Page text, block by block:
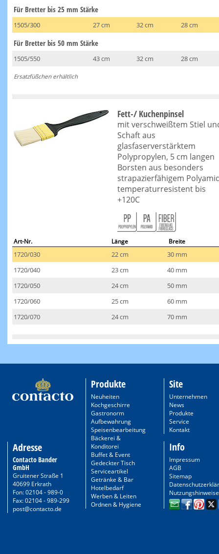
Für Bretter bis 25 mm Stärke
1505/300 27 cm 32 cm 28 cm
Für Bretter bis 50 mm Stärke
1505/550 43 cm 32 cm 28 cm
Ersatzfüßchen erhältlich
Fett-/ Kuchenpinsel
mit verschweißtem Stiel
Schaft aus
glasfaserverstärktem
Polypropylen, 5 cm langen
Borsten aus besonders
strapazierfähigem
temperaturresistent bis
+120C
Art-Nr. Länge Breite
1720/030 22 cm
30 mm
1720/040
23 cm
40 mm
1720/050
24 cm
50 mm
1720/060
25 cm
60 mm
1720/070
24 cm 70 mm
Adresse
Contacto Bander
GmbH
Gruitener Straße 1
40699 Erkrath
Fon: 02104 - 989-0
Fax: 02104 - 989-299
post@contacto.de
Produkte
Neuheiten
Kochgeschirre
Gastronorm
Aufbewahrung
Speisenbearbeitung
Bäckerei &
Konditorei
Buffet & Event
Gedeckter Tisch
Serviceartikel
Getränke & Bar
Hotelbedarf
Werben & Leiten
Ordnen & Hygiene
Site
Unternehmen
News
Produkte
Service
Kontakt
Info
Impressum
AGB
Sitemap
Nutzungshinweise